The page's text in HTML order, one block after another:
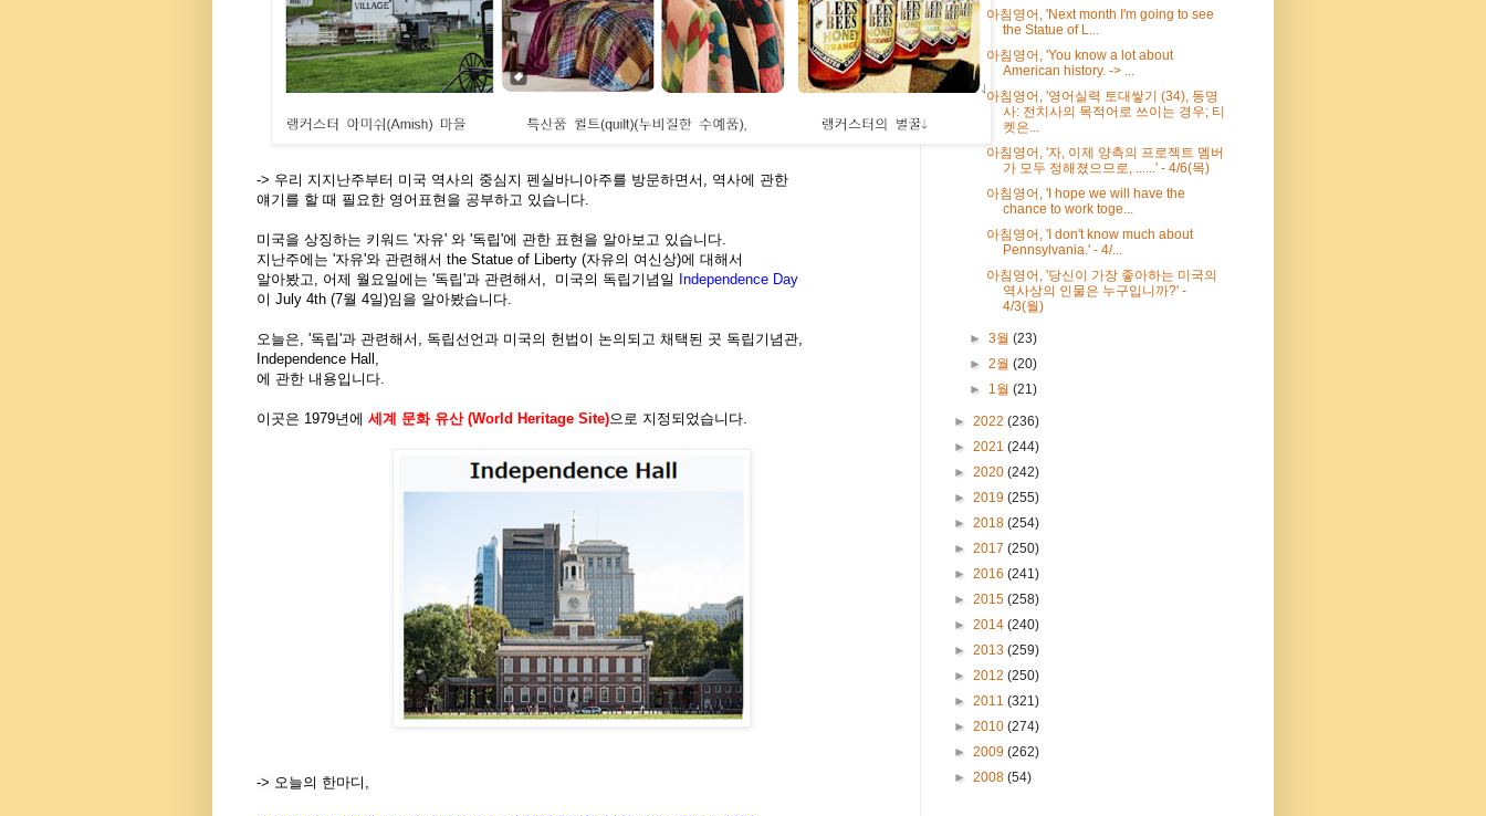
-> 우리 지지난주부터 미국 역사의 중심지 펜실바니아주를 방문하면서, 역사에 관한
얘기를 할 때 필요한 영어표현을 공부하고 있습니다.
미국을 상징하는 키워드 '자유' 와 '독립'에 관한 표현을 알아보고 있습니다.
지난주에는 '자유'와 관련해서 the Statue of Liberty (자유의 여신상)에 대해서
알아봤고, 어제 월요일에는 '독립'과 관련해서, 미국의 독립기념일 Independence Day
이 July 4th (7월 4일)임을 알아봤습니다.
오늘은, '독립'과 관련해서, 독립선언과 미국의 헌법이 논의되고 채택된 곳 독립기념관,
Independence Hall,
에 관한 내용입니다.
이곳은 1979년에 세계 문화 유산 (World Heritage Site)으로 지정되었습니다
-> 오늘의 한마디,
아침영어, 'Next month I'm going to see
the Statue of L...
아침영어, 'You know a lot about
American history. -> ...
아침영어, '영어실력 토대쌓기 (34), 동명
사: 전치사의 목적어로 쓰이는 경우; 티
켓은...
아침영어, '자, 이제 양측의 프로젝트 멤버
가 모두 정해졌으므로, ......' - 4/6(목)
아침영어, 'I hope we will have the
chance to work toge...
아침영어, 'I don't know much about
Pennsylvania.' - 4/...
아침영어, '당신이 가장 좋아하는 미국의
역사상의 인물은 누구입니까?' -
4/3(월)
►3월(23)
►2월(20)
► 1월(21)
► 2022 (236)
► 2021 (244)
► 2020 (242)
► 2019 (255)
► 2018 (254)
► 2017 (250)
► 2016 (241)
► 2015 (258)
► 2014 (240)
► 2013 (259)
► 2012 (250)
► 2011 (321)
► 2010 (274)
► 2009 (262)
► 2008 (54)